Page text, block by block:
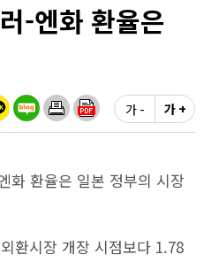
-엔화 환율은
가 - 가 +
화 환율은 일본 정부의 시장
환시장 개장 시점보다 1.78